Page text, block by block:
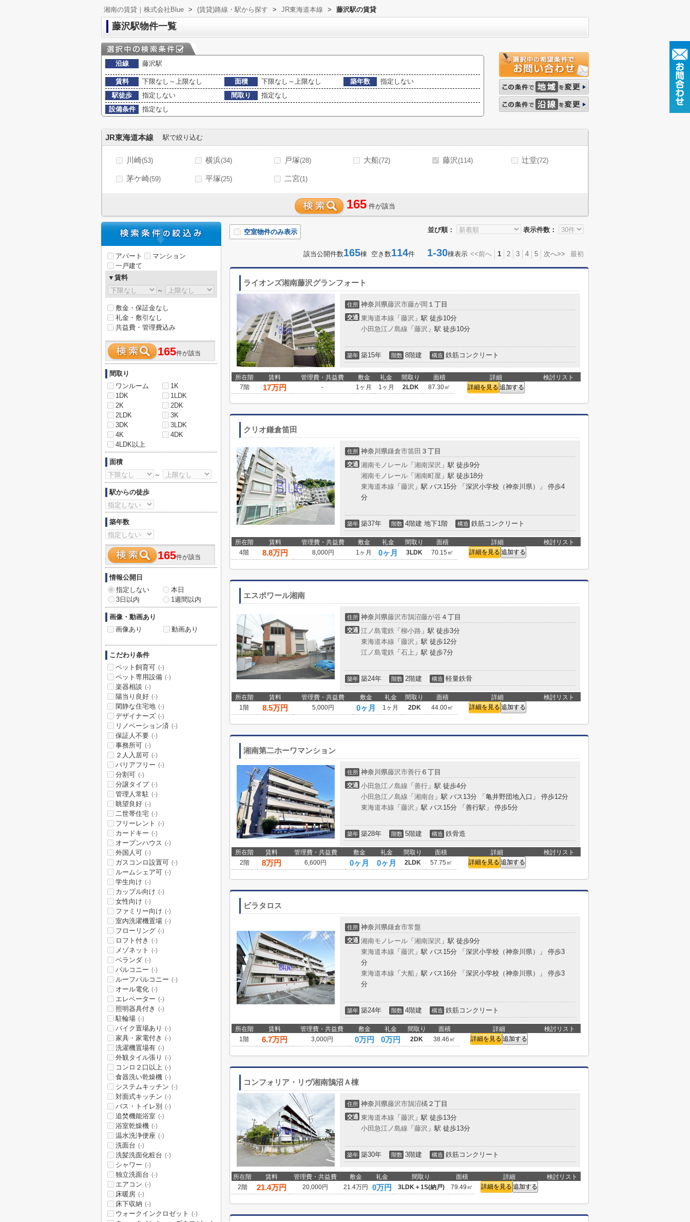
湘南の賃貸｜株式会社Blue > (賃貸)路線・駅から探す > JR東海道本線 > 藤沢駅の賃貸
藤沢駅物件一覧
沿線 藤沢駅
賃料 下限なし～上限なし 面積 下限なし～上限なし 築年数
指定しない
駅徒歩
指定しない 間取り
指定なし
設備条件
指定なし
JR東海道本線 駅で絞り込む
川崎(53) 横浜(34) 戸塚(28) 大船(72) 藤沢(114) 辻堂(72)
茅ケ崎(59) 平塚(25) 二宮(1)
165 件が該当
並び順： 表示件数：
空室物件のみ表示
該当公開件数165棟 空き数114件 1-30棟表示 <<前へ 1 2 3 4 5 次へ>> 最初
ライオンズ湘南藤沢グランフォート
住所 神奈川県藤沢市藤が岡 １丁目
交通 東海道本線 「 藤沢 」駅 徒歩10分
小田急江ノ島線 「 藤沢 」駅 徒歩10分
築年 築15年 階数 8階建 構造 鉄筋コンクリート
所在階 賃料 管理費・共益費 敷金 礼金 間取り 面積 詳細
検討リスト
7階
17万円 - 1ヶ月 1ヶ月 2LDK 87.30㎡ 詳細を見る 追加する
クリオ鎌倉笛田
住所 神奈川県鎌倉市笛田 ３丁目
交通 湘南モノレール 「 湘南深沢 」駅 徒歩9分
湘南モノレール 「 湘南町屋 」駅 徒歩18分
東海道本線 「 藤沢 」駅 バス15分 「深沢小学校（神奈川県）」 停歩4
分
築年 築37年 階数 4階建 地下1階 構造 鉄筋コンクリート
所在階 賃料 管理費・共益費 敷金 礼金 間取り 面積 詳細
検討リスト
4階
8.8万円 8,000円 1ヶ月 0ヶ月 3LDK 70.15㎡ 詳細を見る 追加する
エスポワール湘南
住所 神奈川県藤沢市鵠沼藤が谷 ４丁目
交通 江ノ島電鉄 「 柳小路 」駅 徒歩3分
東海道本線 「 藤沢 」駅 徒歩12分
江ノ島電鉄 「 石上 」駅 徒歩7分
築年 築24年 階数 2階建 構造 軽量鉄骨
所在階 賃料 管理費・共益費 敷金 礼金 間取り 面積 詳細
検討リスト
1階
8.5万円 5,000円 0ヶ月 1ヶ月 2DK 44.00㎡ 詳細を見る 追加する
湘南第二ホーワマンション
住所 神奈川県藤沢市善行 ６丁目
交通 小田急江ノ島線 「 善行 」駅 徒歩4分
小田急江ノ島線 「 湘南台 」駅 バス13分 「亀井野団地入口」 停歩12分
東海道本線 「 藤沢 」駅 バス15分 「善行駅」 停歩5分
築年 築28年 階数 5階建 構造 鉄骨造
所在階 賃料 管理費・共益費 敷金 礼金 間取り 面積 詳細
検討リスト
2階
8万円 6,600円 0ヶ月 0ヶ月 2LDK 57.75㎡ 詳細を見る 追加する
ビラタロス
住所 神奈川県鎌倉市常盤
交通 湘南モノレール 「 湘南深沢 」駅 徒歩9分
東海道本線 「 藤沢 」駅 バス15分 「深沢小学校（神奈川県）」 停歩3
分
東海道本線 「 大船 」駅 バス16分 「深沢小学校（神奈川県）」 停歩3
分
築年 築24年 階数 4階建 構造 鉄筋コンクリート
所在階 賃料 管理費・共益費 敷金 礼金 間取り 面積 詳細
検討リスト
1階
6.7万円 3,000円 0万円 0万円 2DK 38.46㎡ 詳細を見る 追加する
コンフォリア・リヴ湘南鵠沼Ａ棟
住所 神奈川県藤沢市鵠沼橘 ２丁目
交通 東海道本線 「 藤沢 」駅 徒歩13分
小田急江ノ島線 「 藤沢 」駅 徒歩13分
築年 築30年 階数 3階建 構造 鉄筋コンクリート
所在階 賃料 管理費・共益費 敷金 礼金 間取り 面積 詳細
検討リスト
2階
21.4万円 20,000円 21.4万円 0万円 3LDK＋1S(納戸) 79.49㎡ 詳細を見る 追加する
アパート
マンション
一戸建て
▼賃料
～
敷金・保証金なし
礼金・敷引なし
共益費・管理費込み
165件が該当
間取り
ワンルーム
1K
1DK
1LDK
2K
2DK
2LDK
3K
3DK
3LDK
4K
4DK
4LDK以上
面積
～
駅からの徒歩
築年数
165件が該当
情報公開日
指定しない
本日
3日以内
1週間以内
画像・動画あり
画像あり
動画あり
こだわり条件
ペット飼育可 (-)
ペット専用設備 (-)
楽器相談 (-)
陽当り良好 (-)
閑静な住宅地 (-)
デザイナーズ (-)
リノベーション済 (-)
保証人不要 (-)
事務所可 (-)
２人入居可 (-)
バリアフリー (-)
分割可 (-)
分譲タイプ (-)
管理人常駐 (-)
眺望良好 (-)
二世帯住宅 (-)
フリーレント (-)
カードキー (-)
オープンハウス (-)
外国人可 (-)
ガスコンロ設置可 (-)
ルームシェア可 (-)
学生向け (-)
カップル向け (-)
女性向け (-)
ファミリー向け (-)
室内洗濯機置場 (-)
フローリング (-)
ロフト付き (-)
メゾネット (-)
ベランダ (-)
バルコニー (-)
ルーフバルコニー (-)
オール電化 (-)
エレベーター (-)
照明器具付き (-)
駐輪場 (-)
バイク置場あり (-)
家具・家電付き (-)
洗濯機置場有 (-)
外観タイル張り (-)
コンロ２口以上 (-)
食器洗い乾燥機 (-)
システムキッチン (-)
対面式キッチン (-)
バス・トイレ別 (-)
追焚機能浴室 (-)
浴室乾燥機 (-)
温水洗浄便座 (-)
洗面台 (-)
洗髪洗面化粧台 (-)
シャワー (-)
独立洗面台 (-)
エアコン (-)
床暖房 (-)
床下収納 (-)
ウォークインクロゼット (-)